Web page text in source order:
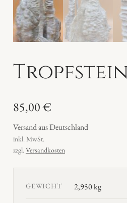
85,00€
Versand aus Deutschland
inkl. MwSt.
zzgl.Versandkosten
GEWICHT 2,950 kg